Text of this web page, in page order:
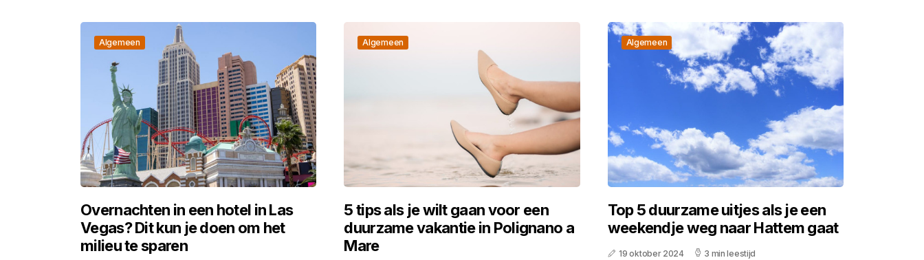
Algemeen
Overnachten in een hotel in Las
Vegas? Dit kun je doen om het
milieu te sparen
Algemeen
5 tips als je wilt gaan voor een
duurzame vakantie in Polignano a
Mare
Algemeen
Top 5 duurzame uitjes als je een
weekendje weg naar Hattem gaat
19 oktober 2024 3 min leestijd